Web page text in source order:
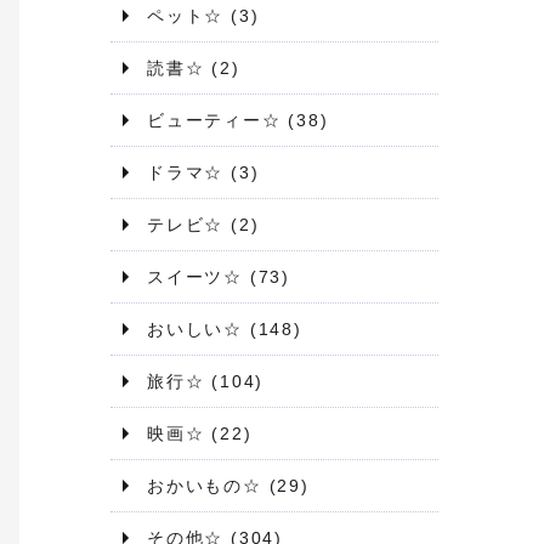
ペット☆ (3)
読書☆ (2)
ビューティー☆ (38)
ドラマ☆ (3)
テレビ☆ (2)
スイーツ☆ (73)
おいしい☆ (148)
旅行☆ (104)
映画☆ (22)
おかいもの☆ (29)
その他☆ (304)